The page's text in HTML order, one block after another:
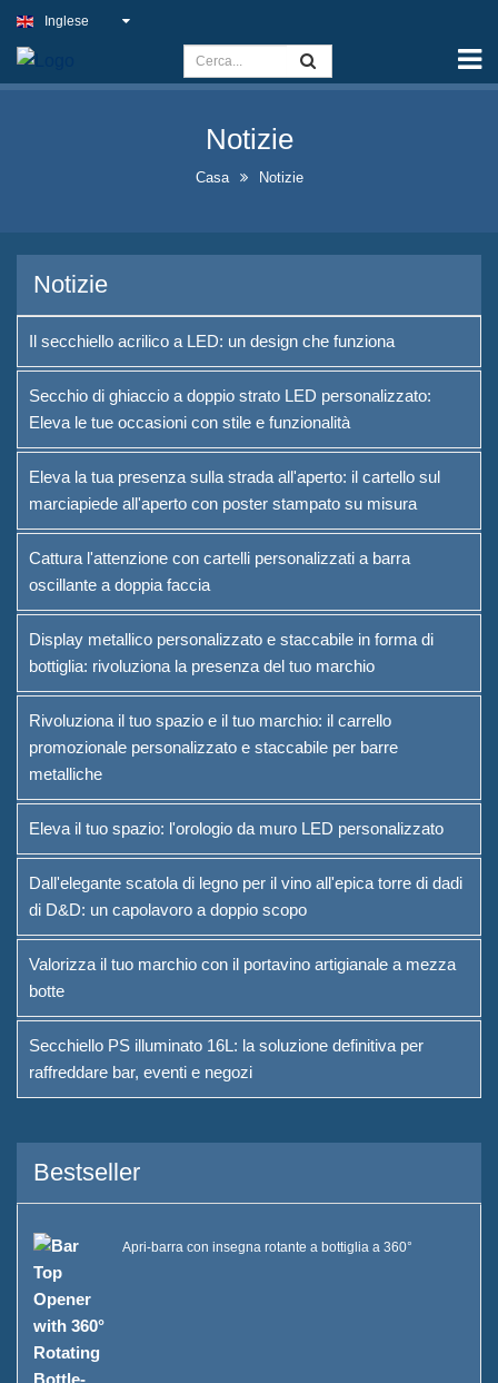
Capacità
Insegna del pub all'aperto
Soluzioni ottimali per insegne al
neon finte
Progettazione vistosa delle
bottiglie di liquore
packaging del vino
Supporto personalizzato per il
menù del bar
Secchio di ghiaccio
Accessori per barra
Apribottiglie a tavola
Chi siamo
Servizio
Marchi che servivamo
Sostenibilità
La nostra squadra
Catalogo
Secchio di ghiaccio a LED
Case E
Display in resina a forma X
Case D
Inglese
Notizie
Casa Notizie
Notizie
Il secchiello acrilico a LED: un design che funziona
Secchio di ghiaccio a doppio strato LED personalizzato:
Eleva le tue occasioni con stile e funzionalità
Eleva la tua presenza sulla strada all'aperto: il cartello sul
marciapiede all'aperto con poster stampato su misura
Cattura l'attenzione con cartelli personalizzati a barra
oscillante a doppia faccia
Display metallico personalizzato e staccabile in forma di
bottiglia: rivoluziona la presenza del tuo marchio
Rivoluziona il tuo spazio e il tuo marchio: il carrello
promozionale personalizzato e staccabile per barre
metalliche
Eleva il tuo spazio: l'orologio da muro LED personalizzato
Dall'elegante scatola di legno per il vino all'epica torre di dadi
di D&D: un capolavoro a doppio scopo
Valorizza il tuo marchio con il portavino artigianale a mezza
botte
Secchiello PS illuminato 16L: la soluzione definitiva per
raffreddare bar, eventi e negozi
Bestseller
Apri-barra con insegna rotante a bottiglia a 360°